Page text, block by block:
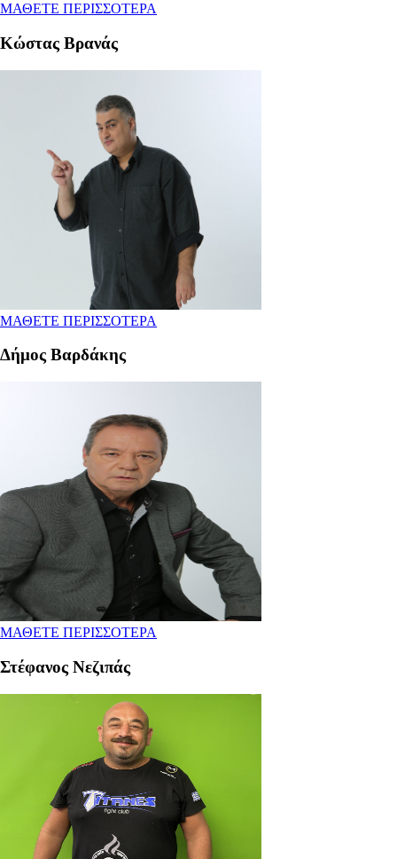
ΜΑΘΕΤΕ ΠΕΡΙΣΣΟΤΕΡΑ
Κώστας Βρανάς
ΜΑΘΕΤΕ ΠΕΡΙΣΣΟΤΕΡΑ
Δήμος Βαρδάκης
ΜΑΘΕΤΕ ΠΕΡΙΣΣΟΤΕΡΑ
Στέφανος Νεζιπάς